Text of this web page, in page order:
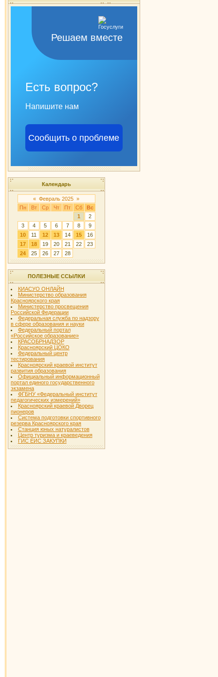
Решаем вместе
Есть вопрос?
Напишите нам
Сообщить о проблеме
Календарь
« Февраль 2025 »
Пн
Вт Ср Чт Пт Сб
Вс
1
2
3
4 5 6 7 8
9
10
11 12 13 14 15
16
17
18 19 20 21 22
23
24
25 26 27 28
ПОЛЕЗНЫЕ ССЫЛКИ
КИАСУО ОНЛАЙН
Министерство образования
Красноярского края
Министерство просвещения
Российской Федерации
Федеральная служба по надзору
в сфере образования и науки
Федеральный портал
«Российское образование»
КРАСОБРНАДЗОР
Красноярский ЦОКО
Федеральный центр
тестирования
Красноярский краевой институт
развития образования
Официальный информационный
портал единого государственного
экзамена
ФГБНУ «Федеральный институт
педагогических измерений»
Красноярский краевой Дворец
пионеров
Система подготовки спортивного
резерва Красноярского края
Станция юных натуралистов
Центр туризма и краеведения
ГИС ЕИС ЗАКУПКИ